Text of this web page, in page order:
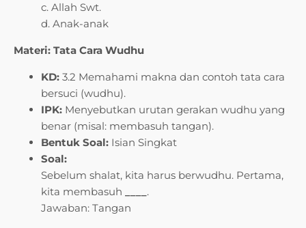
c. Allah Swt.
d. Anak-anak
Materi: Tata Cara Wudhu
KD: 3.2 Memahami makna dan contoh tata cara
bersuci (wudhu).
IPK: Menyebutkan urutan gerakan wudhu yang
benar (misal: membasuh tangan).
Bentuk Soal: Isian Singkat
Soal:
Sebelum shalat, kita harus berwudhu. Pertama,
kita membasuh
.
Jawaban: Tangan